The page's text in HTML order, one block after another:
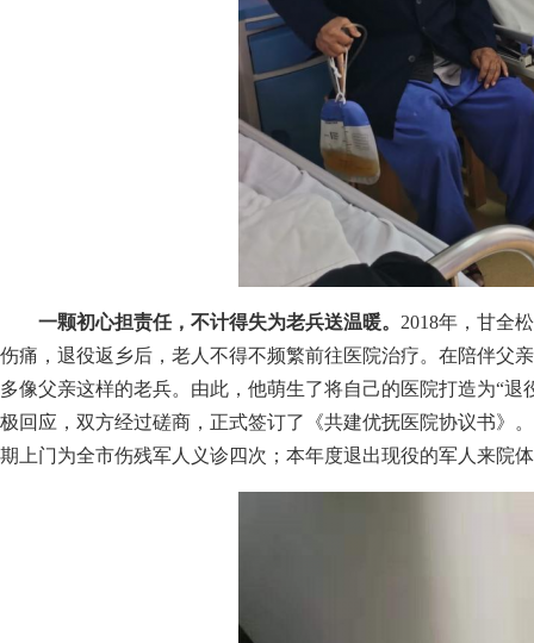
一颗初心担责任，不计得失为老兵送温暖。 2018年，甘全
伤痛，退役返乡后，老人不得不频繁前往医院治疗。在陪伴父
多像父亲这样的老兵。由此，他萌生了将自己的医院打造为“
极回应，双方经过磋商，正式签订了《共建优抚医院协议书》
期上门为全市伤残军人义诊四次；本年度退出现役的军人来院